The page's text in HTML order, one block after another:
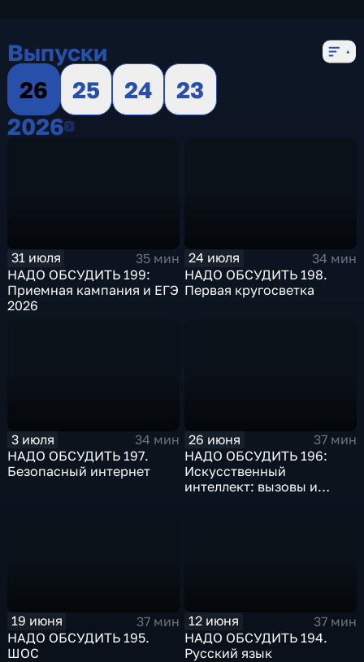
Выпуски
26
25 24
23
20262026
31 июля
35 мин
НАДО ОБСУДИТЬ 199:
Приемная кампания и ЕГЭ
2026
24 июля
34 мин
НАДО ОБСУДИТЬ 198.
Первая кругосветка
3 июля
34 мин
НАДО ОБСУДИТЬ 197.
Безопасный интернет
26 июня
37 мин
НАДО ОБСУДИТЬ 196:
Искусственный
интеллект: вызовы и
19 июня
37 мин
НАДО ОБСУДИТЬ 195.
ШОС
12 июня
37 мин
НАДО ОБСУДИТЬ 194.
Русский язык